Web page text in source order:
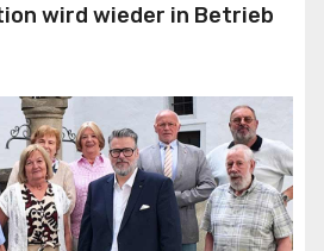
wird wieder in Betrieb